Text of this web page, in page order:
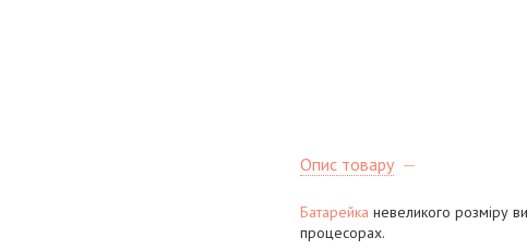
Опис товару
Батарейка невеликого розміру
процесорах.